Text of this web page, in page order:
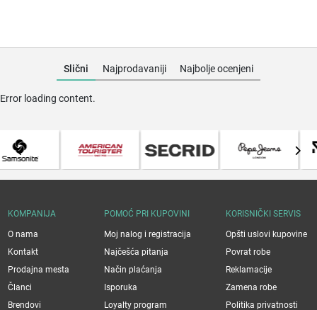
Slični Najprodavaniji Najbolje ocenjeni
Error loading content.
KOMPANIJA
O nama
Kontakt
Prodajna mesta
Članci
Brendovi
POMOĆ PRI KUPOVINI
Moj nalog i registracija
Najčešća pitanja
Način plaćanja
Isporuka
Loyalty program
KORISNIČKI SERVIS
Opšti uslovi kupovine
Povrat robe
Reklamacije
Zamena robe
Politika privatnosti